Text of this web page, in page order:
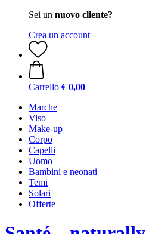
Sei un nuovo cliente?
Crea un account
Carrello € 0,00
Marche
Viso
Make-up
Corpo
Capelli
Uomo
Bambini e neonati
Temi
Solari
Offerte